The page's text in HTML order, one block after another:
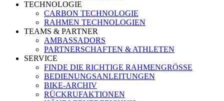
TECHNOLOGIE
CARBON TECHNOLOGIE
RAHMEN TECHNOLOGIEN
TEAMS & PARTNER
AMBASSADORS
PARTNERSCHAFTEN & ATHLETEN
SERVICE
FINDE DIE RICHTIGE RAHMENGRÖSSE
BEDIENUNGSANLEITUNGEN
BIKE-ARCHIV
RÜCKRUFAKTIONEN